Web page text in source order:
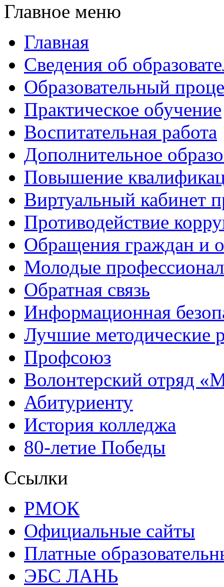
Главное меню
Главная
Сведения об
Образовательный
Практическое обучение
Воспитательная работа
Дополнительное
Повышение
Виртуальный кабинет
Противодействие
Обращения граждан и
Молодые
Обратная связь
Информационная
Лучшие методические
Профсоюз
Волонтерский отряд
Абитуриенту
История колледжа
80-летие Победы
Ссылки
РМОК
Официальные сайты
Платные
ЭБС ЛАНЬ